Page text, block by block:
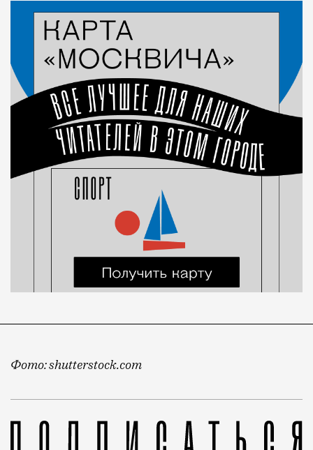
Фото: shutterstock.com
На сторону девушки встал суд, который признал,